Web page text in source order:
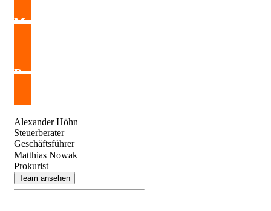
Mandats­an­frage
Bewer­bung
Alex­ander Höhn
Steuer­berater
Geschäfts­führer
Matthias Nowak
Proku­rist
Team ansehen